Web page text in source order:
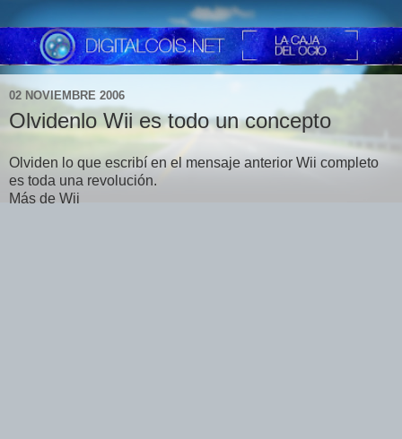
02 NOVIEMBRE 2006
Olvidenlo Wii es todo un concepto
Olviden lo que escribí en el mensaje anterior Wii completo
es toda una revolución.
Más de Wii